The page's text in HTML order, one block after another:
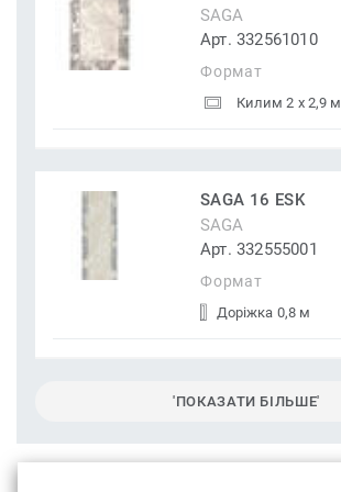
SAGA
Арт. 332561010
Формат
Килим 2 x 2,9 м
SAGA 16 ESK
SAGA
Арт. 332555001
Формат
Доріжка 0,8 м
'ПОКАЗАТИ БІЛЬШЕ'